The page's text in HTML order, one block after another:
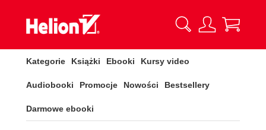
Kategorie Książki Ebooki Kursy video
Audiobooki Promocje Nowości Bestsellery
Darmowe ebooki